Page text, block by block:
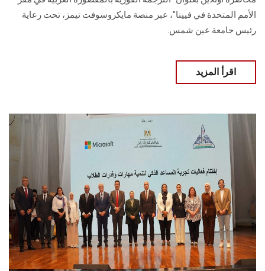
الأمم المتحدة في فيينا"، عبر منصة مايكروسوفت تيمز، تحت رعاية
رئيس جامعة عين شمس.
اقرأ المزيد